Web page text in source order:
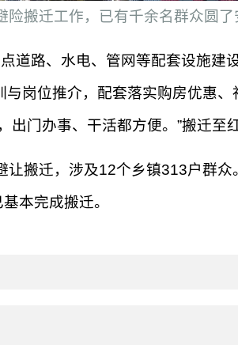
搬迁工作，已有千余名群众圆了
道路、水电、管网等配套设施建
岗位推介，配套落实购房优惠
门办事、干活都方便。”搬迁至
搬迁，涉及12个乡镇313户群
本完成搬迁。